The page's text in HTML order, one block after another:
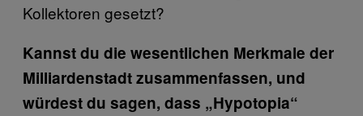
Kollektoren gesetzt?
Kannst du die wesentlichen Merkmale der
Milliardenstadt zusammenfassen, und
würdest du sagen, dass „Hypotopia“